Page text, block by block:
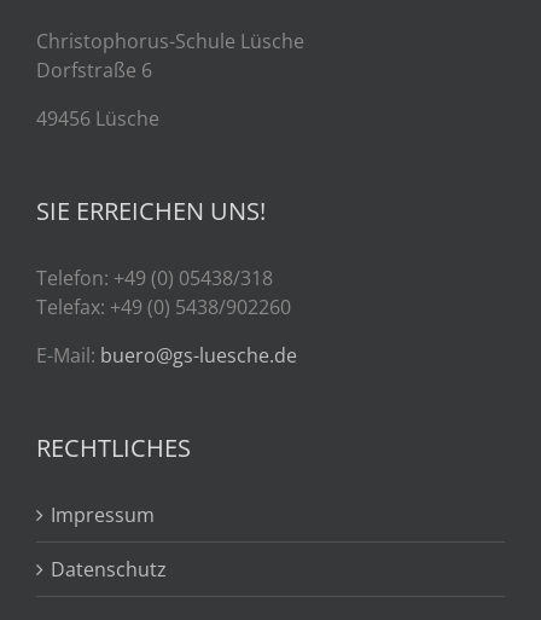
Christophorus-Schule Lüsche
Dorfstraße 6
49456 Lüsche
SIE ERREICHEN UNS!
Telefon: +49 (0) 05438/318
Telefax: +49 (0) 5438/902260
E-Mail: buero@gs-luesche.de
RECHTLICHES
Impressum
Datenschutz